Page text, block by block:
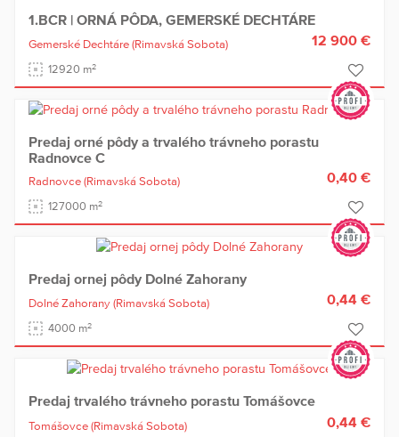
1.BCR | ORNÁ PÔDA, GEMERSKÉ DECHTÁRE
Gemerské Dechtáre (Rimavská Sobota)
12920 m2
12 900 €
Predaj orné pôdy a trvalého trávneho porastu
Radnovce C
Radnovce (Rimavská Sobota)
127000 m2
0,40 €
Predaj ornej pôdy Dolné Zahorany
Dolné Zahorany (Rimavská Sobota)
4000 m2
0,44 €
Predaj trvalého trávneho porastu Tomášovce
Tomášovce (Rimavská Sobota)
0,44 €